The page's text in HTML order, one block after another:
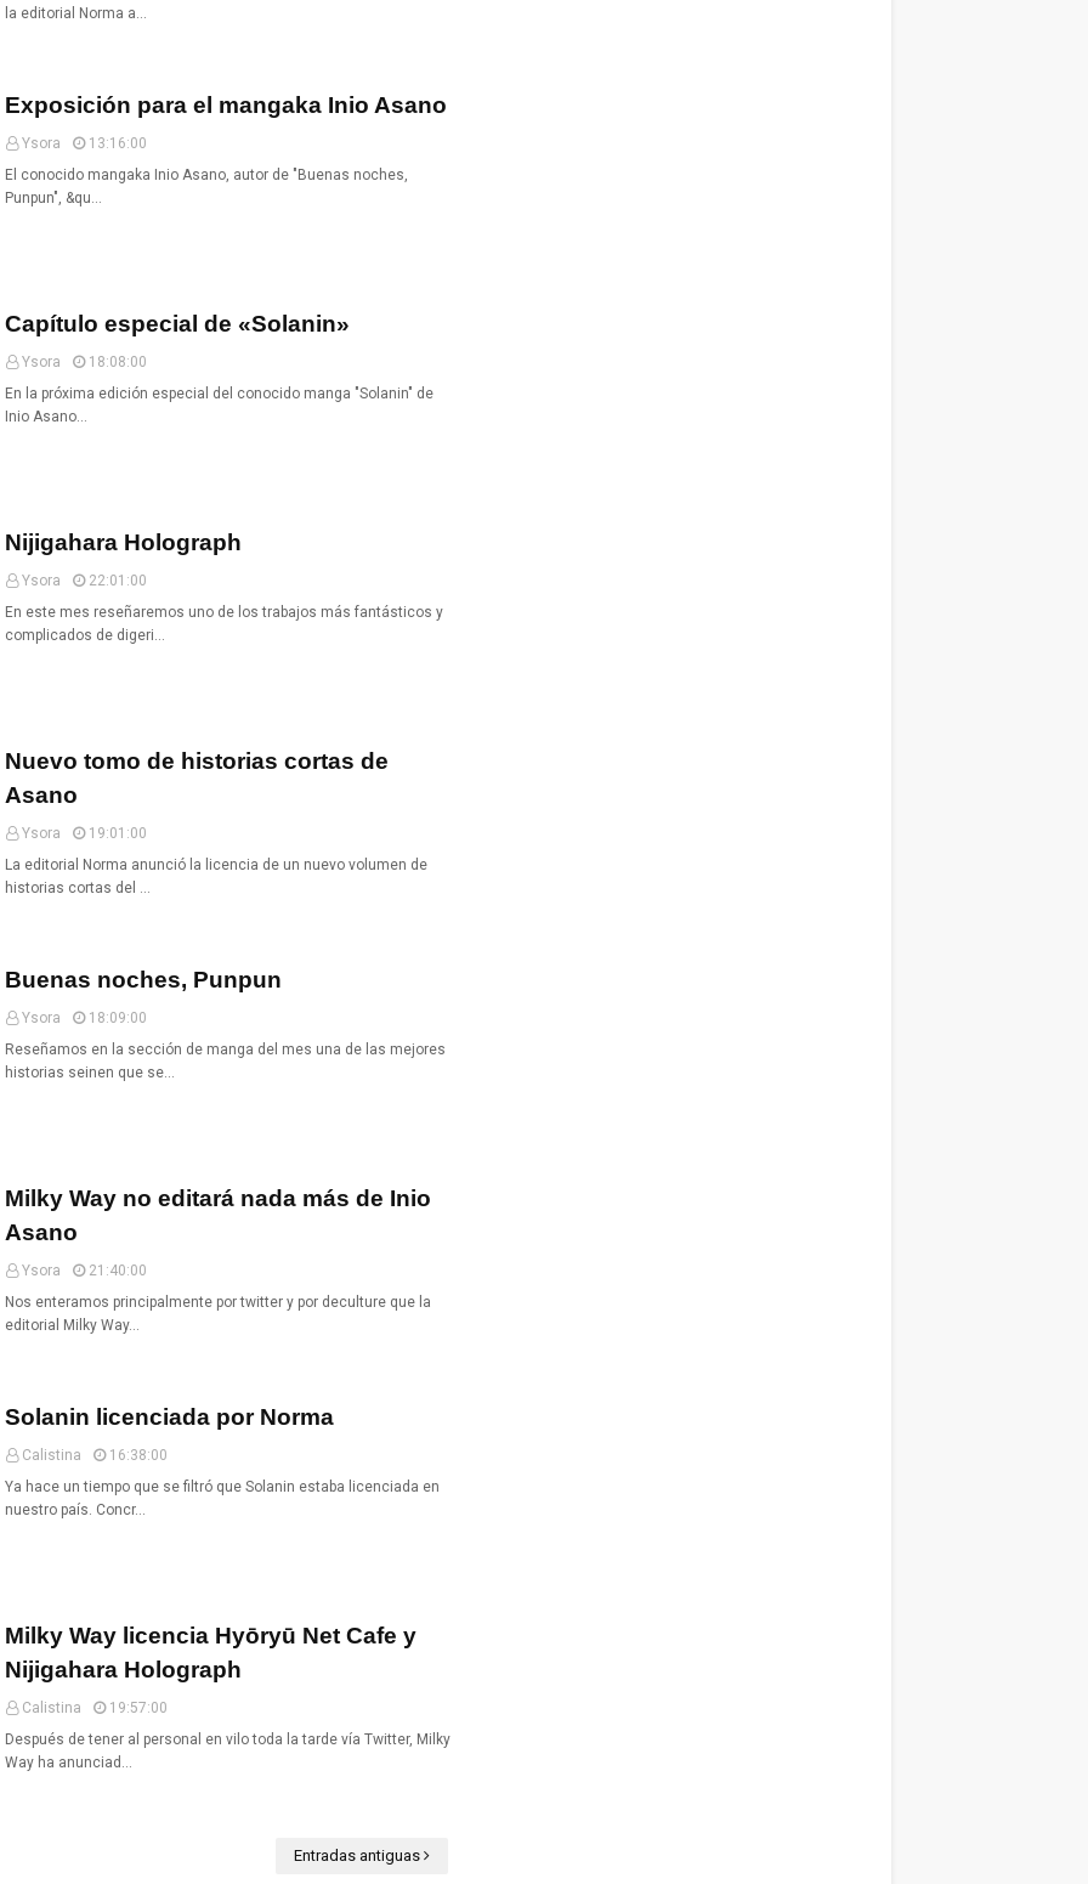
la editorial Norma a…
Exposición para el mangaka Inio Asano
Ysora
13:16:00
El conocido mangaka Inio Asano, autor de "Buenas noches,
Punpun", &qu…
Capítulo especial de «Solanin»
Ysora
18:08:00
En la próxima edición especial del conocido manga "Solanin" de
Inio Asano…
Nijigahara Holograph
Ysora
22:01:00
En este mes reseñaremos uno de los trabajos más fantásticos y
complicados de digeri…
Nuevo tomo de historias cortas de
Asano
Ysora
19:01:00
La editorial Norma anunció la licencia de un nuevo volumen de
historias cortas del …
Buenas noches, Punpun
Ysora
18:09:00
Reseñamos en la sección de manga del mes una de las mejores
historias seinen que se…
Milky Way no editará nada más de Inio
Asano
Ysora
21:40:00
Nos enteramos principalmente por twitter y por deculture que la
editorial Milky Way…
Solanin licenciada por Norma
Calistina
16:38:00
Ya hace un tiempo que se filtró que Solanin estaba licenciada en
nuestro país. Concr…
Milky Way licencia Hyōryū Net Cafe y
Nijigahara Holograph
Calistina
19:57:00
Después de tener al personal en vilo toda la tarde vía Twitter, Milky
Way ha anunciad…
Entradas antiguas